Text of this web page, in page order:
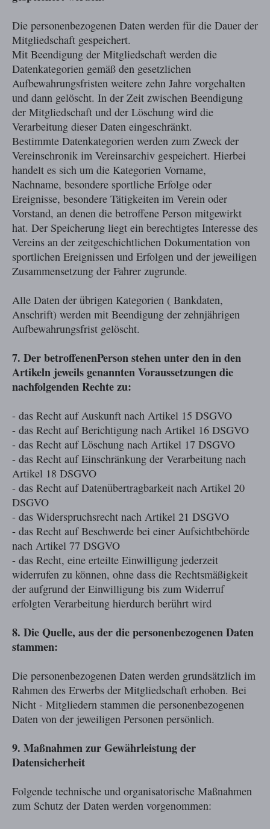
Die personenbezogenen Daten werden für die Dauer der
Mitgliedschaft gespeichert.
Mit Beendigung der Mitgliedschaft werden die
Datenkategorien gemäß den gesetzlichen
Aufbewahrungsfristen weitere zehn Jahre vorgehalten
und dann gelöscht. In der Zeit zwischen Beendigung
der Mitgliedschaft und der Löschung wird die
Verarbeitung dieser Daten eingeschränkt.
Bestimmte Datenkategorien werden zum Zweck der
Vereinschronik im Vereinsarchiv gespeichert. Hierbei
handelt es sich um die Kategorien Vorname,
Nachname, besondere sportliche Erfolge oder
Ereignisse, besondere Tätigkeiten im Verein oder
Vorstand, an denen die betroffene Person mitgewirkt
hat. Der Speicherung liegt ein berechtigtes Interesse des
Vereins an der zeitgeschichtlichen Dokumentation von
sportlichen Ereignissen und Erfolgen und der jeweiligen
Zusammensetzung der Fahrer zugrunde.
Alle Daten der übrigen Kategorien ( Bankdaten,
Anschrift) werden mit Beendigung der zehnjährigen
Aufbewahrungsfrist gelöscht.
7. Der betroffenenPerson stehen unter den in den
Artikeln jeweils genannten Voraussetzungen die
nachfolgenden Rechte zu:
- das Recht auf Auskunft nach Artikel 15 DSGVO
- das Recht auf Berichtigung nach Artikel 16 DSGVO
- das Recht auf Löschung nach Artikel 17 DSGVO
- das Recht auf Einschränkung der Verarbeitung nach
Artikel 18 DSGVO
- das Recht auf Datenübertragbarkeit nach Artikel 20
DSGVO
- das Widerspruchsrecht nach Artikel 21 DSGVO
- das Recht auf Beschwerde bei einer Aufsichtbehörde
nach Artikel 77 DSGVO
- das Recht, eine erteilte Einwilligung jederzeit
widerrufen zu können, ohne dass die Rechtsmäßigkeit
der aufgrund der Einwilligung bis zum Widerruf
erfolgten Verarbeitung hierdurch berührt wird
8. Die Quelle, aus der die personenbezogenen Daten
stammen:
Die personenbezogenen Daten werden grundsätzlich im
Rahmen des Erwerbs der Mitgliedschaft erhoben. Bei
Nicht - Mitgliedern stammen die personenbezogenen
Daten von der jeweiligen Personen persönlich.
9. Maßnahmen zur Gewährleistung der
Datensicherheit
Folgende technische und organisatorische Maßnahmen
zum Schutz der Daten werden vorgenommen: